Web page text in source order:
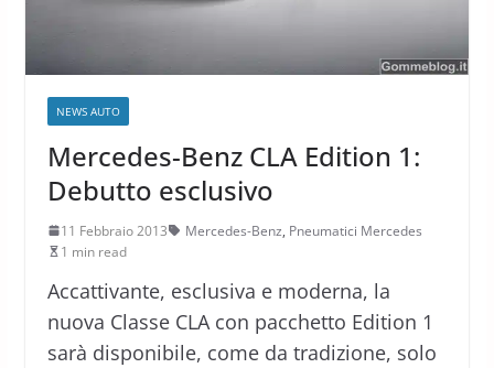
NEWS AUTO
Mercedes-Benz CLA Edition 1:
Debutto esclusivo
11 Febbraio 2013 Mercedes-Benz, Pneumatici Mercedes
1 min read
Accattivante, esclusiva e moderna, la
nuova Classe CLA con pacchetto Edition 1
sarà disponibile, come da tradizione, solo